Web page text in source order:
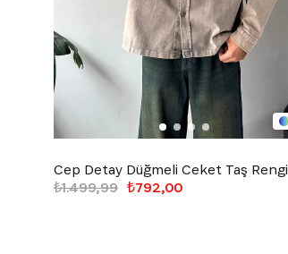
Cep Detay Düğmeli Ceket Taş Rengi
₺792,00
₺1.499,99